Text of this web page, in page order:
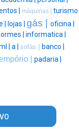
| máquinas | turismo
| lojas | gás | oficina |
| informatica |
| a | sofás | banco |
| padaria |